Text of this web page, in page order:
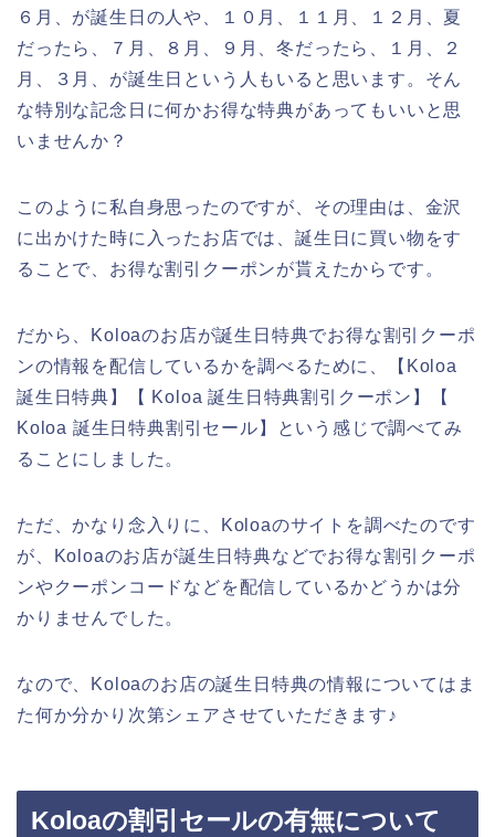
６月、が誕生日の人や、１０月、１１月、１２月、夏
だったら、７月、８月、９月、冬だったら、１月、２
月、３月、が誕生日という人もいると思います。そん
な特別な記念日に何かお得な特典があってもいいと思
いませんか？
このように私自身思ったのですが、その理由は、金沢
に出かけた時に入ったお店では、誕生日に買い物をす
ることで、お得な割引クーポンが貰えたからです。
だから、Koloaのお店が誕生日特典でお得な割引クーポ
ンの情報を配信しているかを調べるために、【Koloa
誕生日特典】【 Koloa 誕生日特典割引クーポン】【
Koloa 誕生日特典割引セール】という感じで調べてみ
ることにしました。
ただ、かなり念入りに、Koloaのサイトを調べたのです
が、Koloaのお店が誕生日特典などでお得な割引クーポ
ンやクーポンコードなどを配信しているかどうかは分
かりませんでした。
なので、Koloaのお店の誕生日特典の情報についてはま
た何か分かり次第シェアさせていただきます♪
Koloaの割引セールの有無について